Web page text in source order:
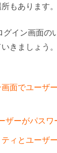
もあります。
グイン画面
きましょう
面でユー
ザーがパス
ィとユーザ